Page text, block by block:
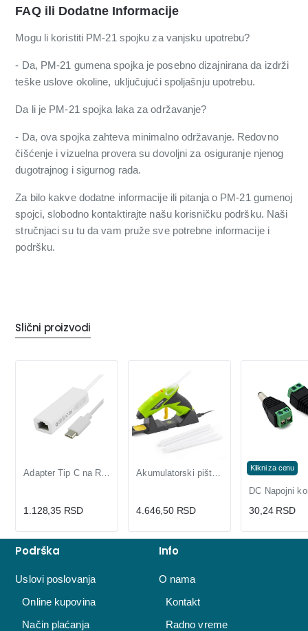
FAQ ili Dodatne Informacije
Mogu li koristiti PM-21 spojku za vanjsku upotrebu?
- Da, PM-21 gumena spojka je posebno dizajnirana da izdrži
teške uslove okoline, uključujući spoljašnju upotrebu.
Da li je PM-21 spojka laka za održavanje?
- Da, ova spojka zahteva minimalno održavanje. Redovno
čišćenje i vizuelna provera su dovoljni za osiguranje njenog
dugotrajnog i sigurnog rada.
Za bilo kakve dodatne informacije ili pitanja o PM-21 gumenoj
spojci, slobodno kontaktirajte našu korisničku podršku. Naši
stručnjaci su tu da vam pruže sve potrebne informacije i
podršku.
Slični proizvodi
1.128,35 RSD 4.646,50 RSD
Klikni za cenu
30,24 RSD
Podrška
Uslovi poslovanja
Online kupovina
Način plaćanja
Info
O nama
Kontakt
Radno vreme